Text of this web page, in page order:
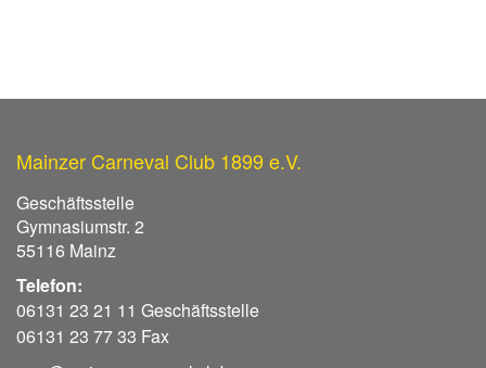
Mainzer Carneval Club 1899 e.V.
Geschäftsstelle
Gymnasiumstr. 2
55116 Mainz
Telefon:
06131 23 21 11 Geschäftsstelle
06131 23 77 33 Fax